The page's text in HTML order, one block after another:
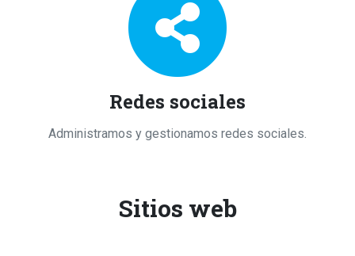
Redes sociales
Administramos y gestionamos redes sociales.
Sitios web